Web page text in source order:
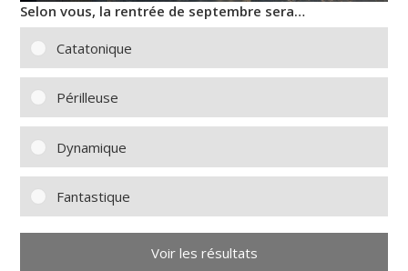
Selon vous, la rentrée de septembre sera…
Catatonique
Périlleuse
Dynamique
Fantastique
Voir les résultats